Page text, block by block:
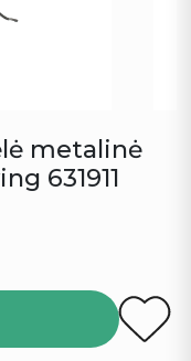
metalinė
631911